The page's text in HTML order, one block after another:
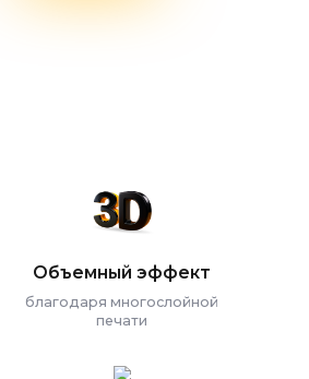
Объемный эффект
благодаря многослойной
печати